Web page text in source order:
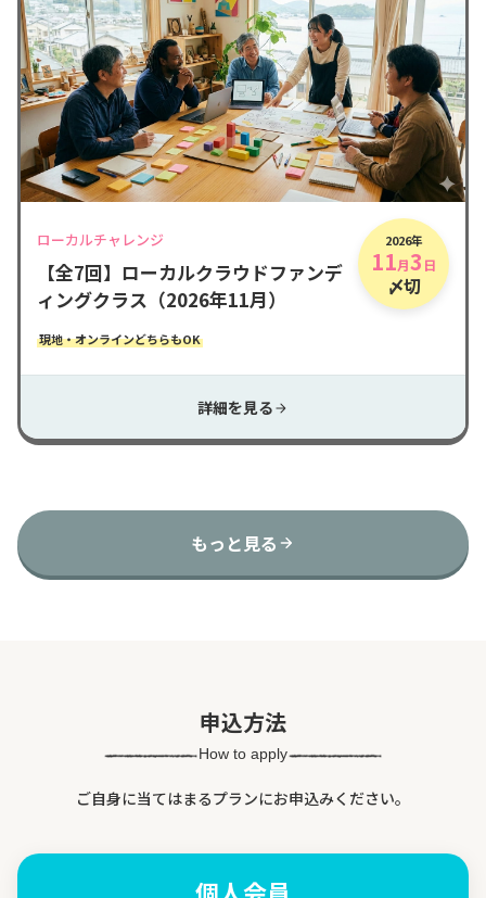
ローカルチャレンジ
【全7回】ローカルクラウドファンデ
ィングクラス（2026年11月）
2026年
11月3 日
〆切
現地・オンラインどちらもOK
詳細を見る
もっと見る
申込方法
How to apply
ご自身に当てはまるプランにお申込みください。